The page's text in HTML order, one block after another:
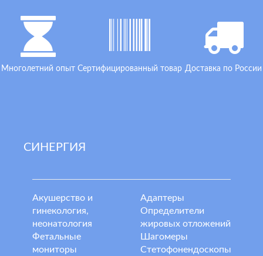
Многолетний опыт Сертифицированный товар Доставка по России
СИНЕРГИЯ
Акушерство и
гинекология,
неонатология
Фетальные
мониторы
Адаптеры
Определители
жировых отложений
Шагомеры
Стетофонендоскопы